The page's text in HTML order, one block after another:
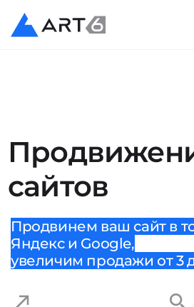
сайтов
Продвинем ваш сайт в
Яндекс и Google,
увеличим продажи от 3